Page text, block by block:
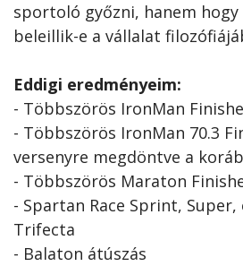
sportoló győzni, hanem hogy
beleillik-e a vállalat
Eddigi eredményeim:
- Többszörös IronMan
- Többszörös IronMan 70.3
versenyre megdöntve a
- Többszörös Maraton
- Spartan Race Sprint, Super,
Trifecta
- Balaton átúszás